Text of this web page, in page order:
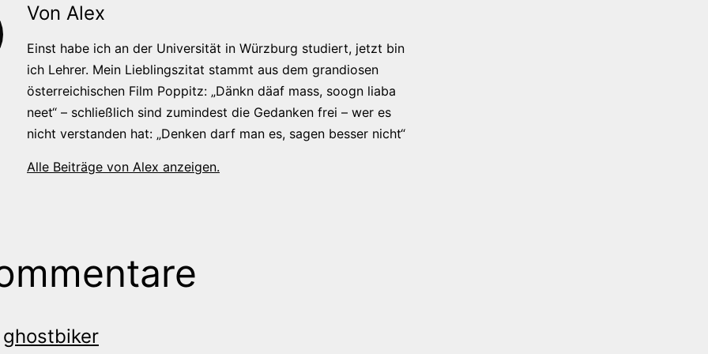
Von Alex
Einst habe ich an der Universität in Würzburg studiert, jetzt bin
ich Lehrer. Mein Lieblingszitat stammt aus dem grandiosen
österreichischen Film Poppitz: „Dänkn däaf mass, soogn liaba
neet“ – schließlich sind zumindest die Gedanken frei – wer es
nicht verstanden hat: „Denken darf man es, sagen besser nicht“
Alle Beiträge von Alex anzeigen.
ghostbiker